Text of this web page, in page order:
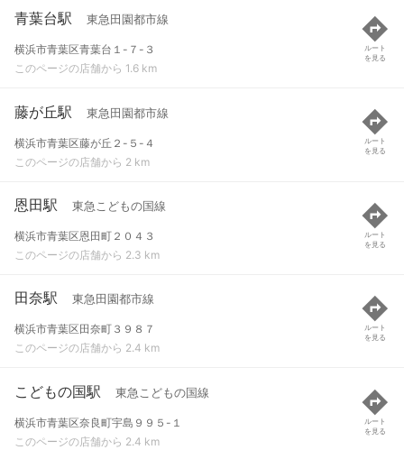
青葉台駅 東急田園都市線
横浜市青葉区青葉台１-７-３
このページの店舗から 1.6 km
ルート
を見る
藤が丘駅 東急田園都市線
横浜市青葉区藤が丘２-５-４
このページの店舗から 2 km
ルート
を見る
恩田駅 東急こどもの国線
横浜市青葉区恩田町２０４３
このページの店舗から 2.3 km
ルート
を見る
田奈駅 東急田園都市線
横浜市青葉区田奈町３９８７
このページの店舗から 2.4 km
ルート
を見る
こどもの国駅 東急こどもの国線
横浜市青葉区奈良町宇島９９５-１
このページの店舗から 2.4 km
ルート
を見る